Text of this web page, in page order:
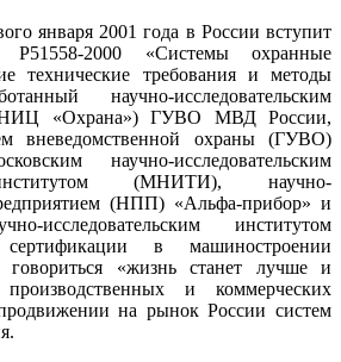
января 2001 года в России вступит
2000 «Системы охранные
технические требования и методы
научно-исследовательским
«Охрана») ГУВО МВД России,
вневедомственной охраны (ГУВО)
научно-исследовательским
(МНИТИ), научно-
(НПП) «Альфа-прибор» и
исследовательским институтом
в машиностроении
«жизнь станет лучше и
и коммерческих
на рынок России систем